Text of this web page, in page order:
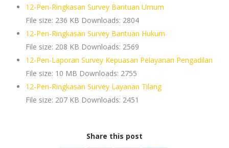
12-Pen-Ringkasan Survey Bantuan Umum
File size: 236 KB Downloads: 2804
12-Pen-Ringkasan Survey Bantuan Hukum
File size: 208 KB Downloads: 2569
12-Pen-Laporan Survey Kepuasan Pelayanan Pengadilan
File size: 10 MB Downloads: 2755
12-Pen-Ringkasan Survey Layanan Tilang
File size: 207 KB Downloads: 2451
Share this post